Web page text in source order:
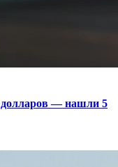
долларов — нашли 5